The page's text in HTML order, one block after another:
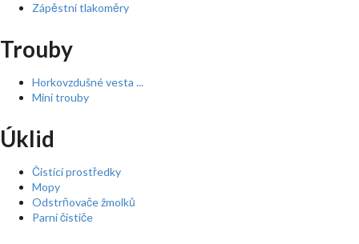
Zápěstní tlakoměry
Trouby
Horkovzdušné vesta ...
Mini trouby
Úklid
Čistící prostředky
Mopy
Odstrňovače žmolků
Parní čističe